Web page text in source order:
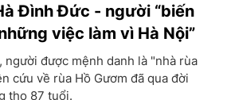
Đình Đức - người “biến
việc làm vì Hà Nội”
người được mệnh danh là "nhà rùa
cứu về rùa Hồ Gươm đã qua đời
thọ 87 tuổi.